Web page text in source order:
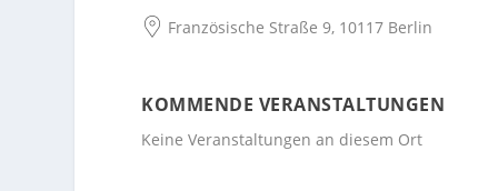
Französische Straße 9, 10117 Berlin
KOMMENDE VERANSTALTUNGEN
Keine Veranstaltungen an diesem Ort